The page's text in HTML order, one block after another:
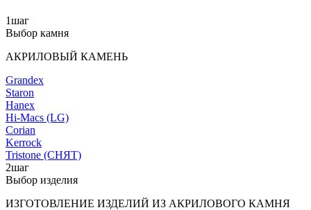
1шаг
Выбор камня
АКРИЛОВЫЙ КАМЕНЬ
Grandex
Staron
Hanex
Hi-Macs (LG)
Corian
Kerrock
Tristone (СНЯТ)
2шаг
Выбор изделия
ИЗГОТОВЛЕНИЕ ИЗДЕЛИЙ ИЗ АКРИЛОВОГО КАМНЯ